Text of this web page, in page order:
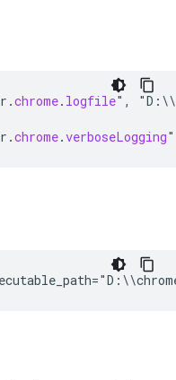
.chrome. logfile" , "D : \\
.chrome.verboseLogging"
="D : \\